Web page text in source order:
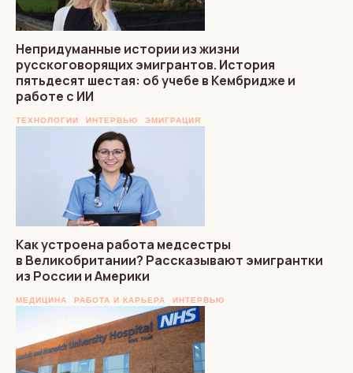
Непридуманные истории из жизни
русскоговорящих эмигрантов. История
пятьдесят шестая: об учебе в Кембридже и
работе с ИИ
ТЕХНОЛОГИИ ИНТЕРВЬЮ ЭМИГРАЦИЯ
Как устроена работа медсестры
в Великобритании? Рассказывают эмигрантки
из России и Америки
МЕДИЦИНА РАБОТА И КАРЬЕРА ИНТЕРВЬЮ